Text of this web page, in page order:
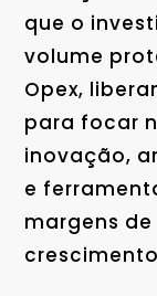
que o
volume
Opex,
para focar
inovação,
e
margens